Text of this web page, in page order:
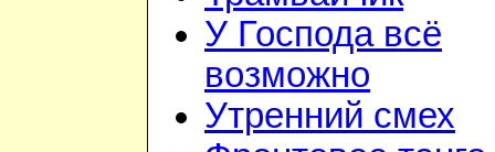
У Господа всё
возможно
Утренний смех